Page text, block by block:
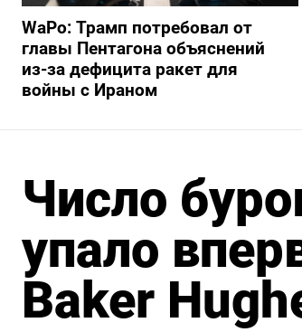
WaPo: Трамп потребовал от
главы Пентагона объяснений
из-за дефицита ракет для
войны с Ираном
Число
упало
Baker